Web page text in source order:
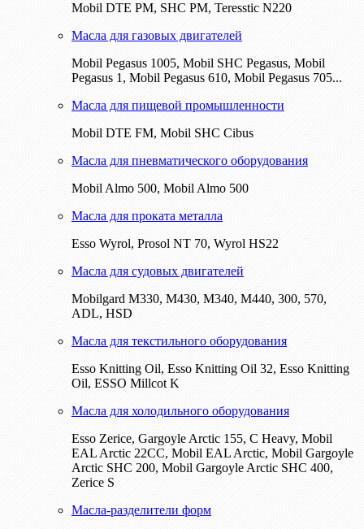
Mobil DTE РМ, SHC PM, Teresstic N220
Масла для газовых двигателей
Mobil Pegasus 1005, Mobil SHC Pegasus, Mobil
Pegasus 1, Mobil Pegasus 610, Mobil Pegasus 705...
Масла для пищевой промышленности
Mobil DTE FM, Mobil SHC Cibus
Масла для пневматического оборудования
Mobil Almo 500, Mobil Almo 500
Масла для проката металла
Esso Wyrol, Prosol NT 70, Wyrol HS22
Масла для судовых двигателей
Mobilgard M330, M430, M340, M440, 300, 570,
ADL, HSD
Масла для текстильного оборудования
Esso Knitting Oil, Esso Knitting Oil 32, Esso Knitting
Oil, ESSO Millcot K
Масла для холодильного оборудования
Esso Zerice, Gargoyle Arctic 155, С Heavy, Mobil
EAL Arctic 22CC, Mobil EAL Arctic, Mobil Gargoyle
Arctic SHC 200, Mobil Gargoyle Arctic SHC 400,
Zerice S
Масла-разделители форм